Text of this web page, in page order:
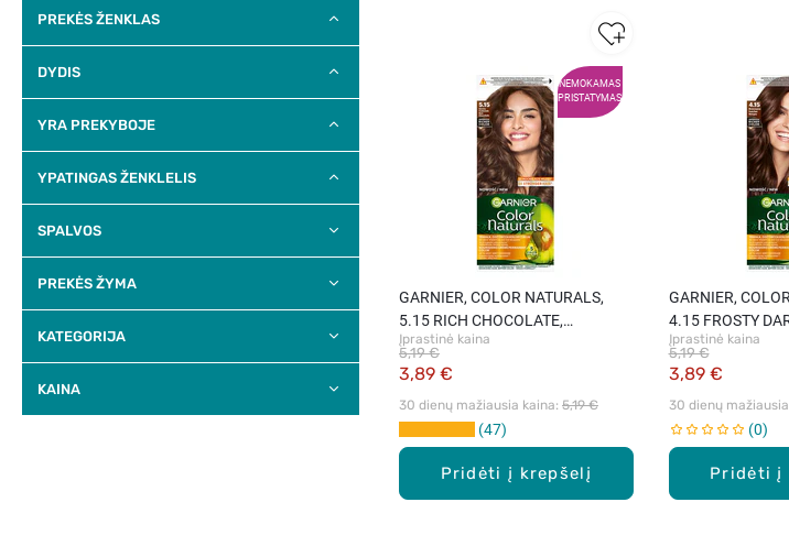
PREKĖS ŽENKLAS
DYDIS
YRA PREKYBOJE
YPATINGAS ŽENKLELIS
SPALVOS
PREKĖS ŽYMA
KATEGORIJA
KAINA
NEMOKAMAS
PRISTATYMAS
Pridėti į krepšelį
GARNIER, COLOR NATURALS,
5.15 RICH CHOCOLATE,
maitinamieji plaukų dažai, 1 vnt.
Įprastinė kaina
3,89 €
5,19 €
30 dienų mažiausia kaina: 5,19 €
47
Pridėti į
GARNIER,
4.15 FROSTY
maitinamieji
Įprastinė kaina
3,89 €
5,19 €
30 dienų
0